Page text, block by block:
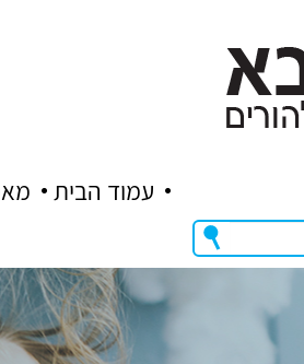
עמוד הבית